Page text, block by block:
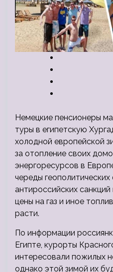
Немецкие пенсионеры
туры в египетскую
холодной европейской
за отопление своих
энергоресурсов в
череды
антироссийских
цены на газ и иное
расти.
По информации
Египте, курорты
интересовали пожилых
однако этой зимой их